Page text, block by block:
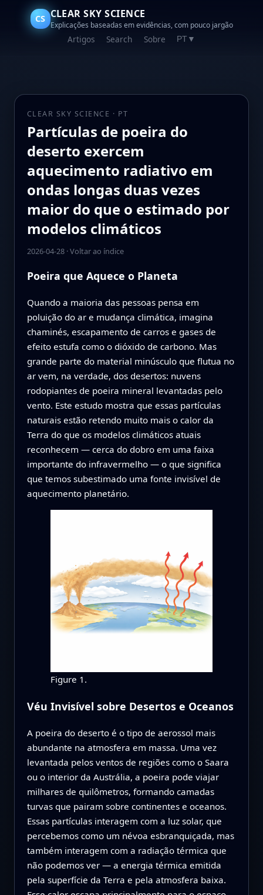
CS CLEAR SKY SCIENCE
Explicações baseadas em evidências, com pouco jargão
Artigos Search Sobre PT ▼
CLEAR SKY SCIENCE · PT
Partículas de poeira do
deserto exercem
aquecimento radiativo em
ondas longas duas vezes
maior do que o estimado por
modelos climáticos
2026-04-28·Voltar ao índice
Poeira que Aquece o Planeta
Quando a maioria das pessoas pensa em
poluição do ar e mudança climática, imagina
chaminés, escapamento de carros e gases de
efeito estufa como o dióxido de carbono. Mas
grande parte do material minúsculo que flutua no
ar vem, na verdade, dos desertos: nuvens
rodopiantes de poeira mineral levantadas pelo
vento. Este estudo mostra que essas partículas
naturais estão retendo muito mais o calor da
Terra do que os modelos climáticos atuais
reconhecem — cerca do dobro em uma faixa
importante do infravermelho — o que significa
que temos subestimado uma fonte invisível de
aquecimento planetário.
Figure 1.
Véu Invisível sobre Desertos e Oceanos
A poeira do deserto é o tipo de aerossol mais
abundante na atmosfera em massa. Uma vez
levantada pelos ventos de regiões como o Saara
ou o interior da Austrália, a poeira pode viajar
milhares de quilômetros, formando camadas
turvas que pairam sobre continentes e oceanos.
Essas partículas interagem com a luz solar, que
percebemos como um névoa esbranquiçada, mas
também interagem com a radiação térmica que
não podemos ver — a energia térmica emitida
pela superfície da Terra e pela atmosfera baixa.